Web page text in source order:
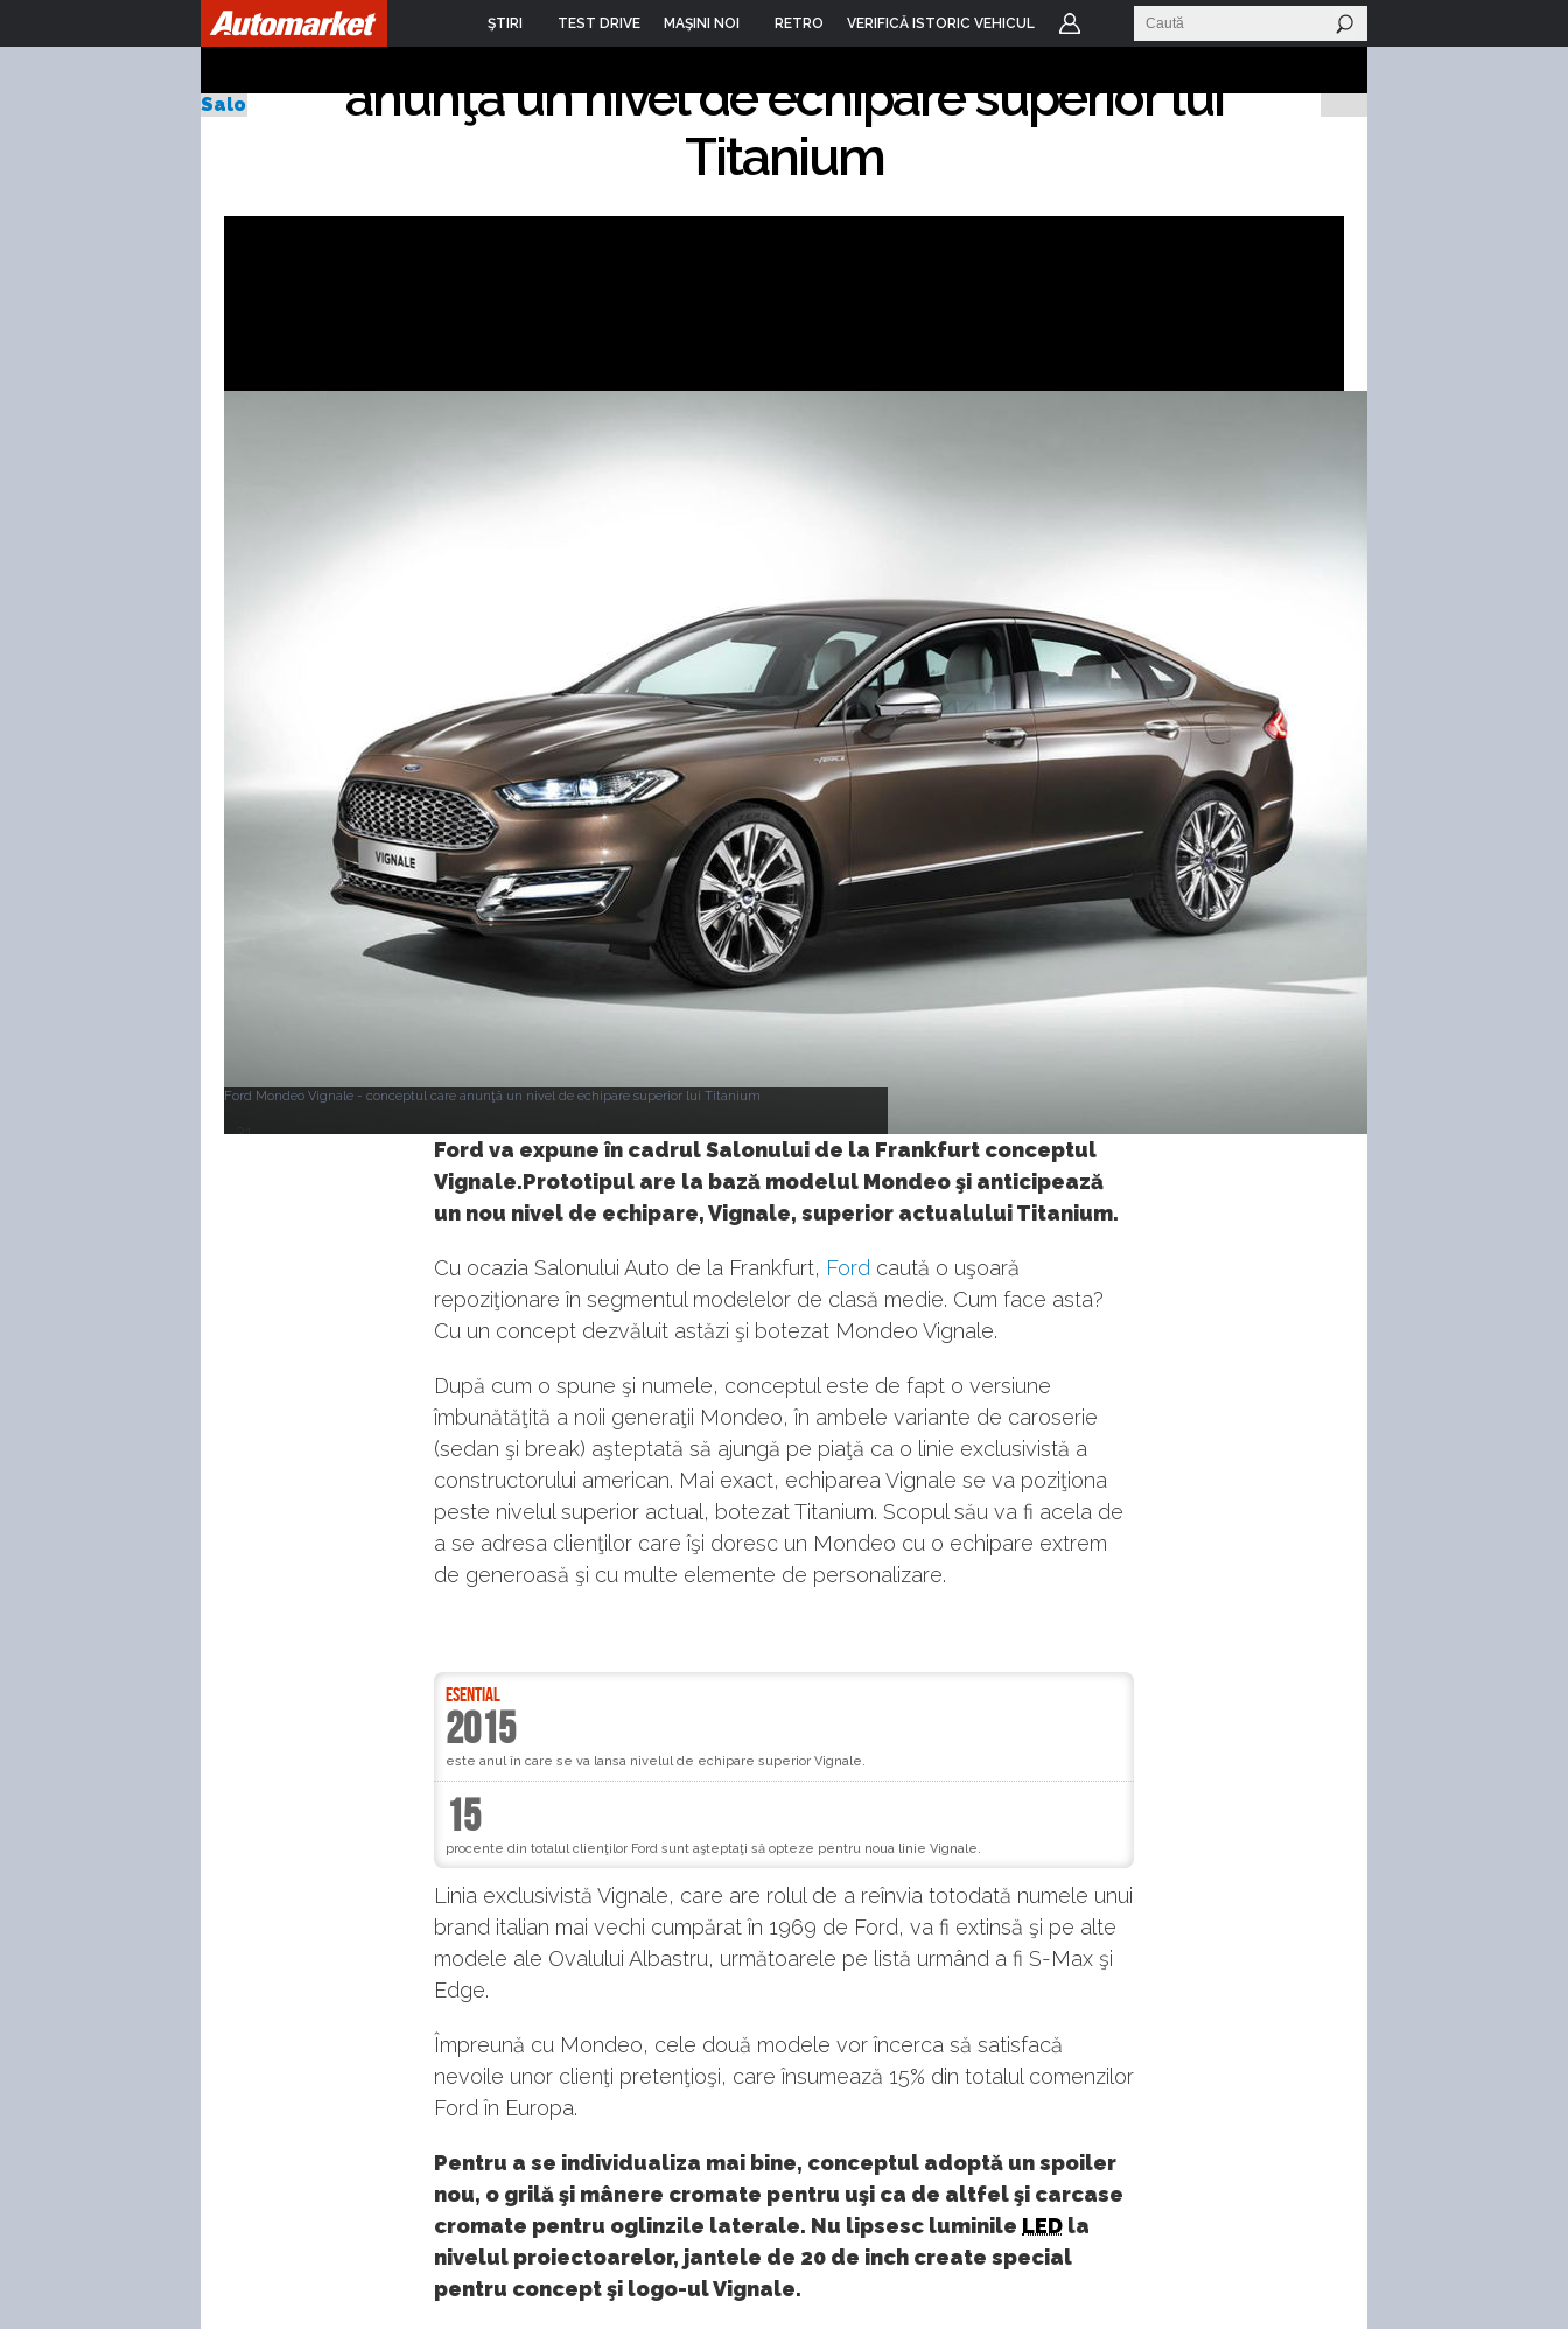
ŞTIRI TEST DRIVE MAŞINI NOI RETRO VERIFICĂ ISTORIC VEHICUL
Salonul Auto de la Frankfurt 2013
Ford Mondeo Vignale - conceptul care
anunţă un nivel de echipare superior lui
Titanium
Ford Mondeo Vignale - conceptul care anunţă un nivel de echipare superior lui Titanium
31
Ford va expune în cadrul Salonului de la Frankfurt conceptul
Vignale.Prototipul are la bază modelul Mondeo şi anticipează
un nou nivel de echipare, Vignale, superior actualului Titanium.
Cu ocazia Salonului Auto de la Frankfurt, Ford caută o uşoară
repoziţionare în segmentul modelelor de clasă medie. Cum face asta?
Cu un concept dezvăluit astăzi şi botezat Mondeo Vignale.
După cum o spune şi numele, conceptul este de fapt o versiune
îmbunătăţită a noii generaţii Mondeo, în ambele variante de caroserie
(sedan şi break) aşteptată să ajungă pe piaţă ca o linie exclusivistă a
constructorului american. Mai exact, echiparea Vignale se va poziţiona
peste nivelul superior actual, botezat Titanium. Scopul său va fi acela de
a se adresa clienţilor care îşi doresc un Mondeo cu o echipare extrem
de generoasă şi cu multe elemente de personalizare.
ESENTIAL
2015
este anul în care se va lansa nivelul de echipare superior Vignale.
15
procente din totalul clienţilor Ford sunt aşteptaţi să opteze pentru noua linie Vignale.
Linia exclusivistă Vignale, care are rolul de a reînvia totodată numele unui
brand italian mai vechi cumpărat în 1969 de Ford, va fi extinsă şi pe alte
modele ale Ovalului Albastru, următoarele pe listă urmând a fi S-Max şi
Edge.
Împreună cu Mondeo, cele două modele vor încerca să satisfacă
nevoile unor clienţi pretenţioşi, care însumează 15% din totalul comenzilor
Ford în Europa.
Pentru a se individualiza mai bine, conceptul adoptă un spoiler
nou, o grilă şi mânere cromate pentru uşi ca de altfel şi carcase
cromate pentru oglinzile laterale. Nu lipsesc luminile LED la
nivelul proiectoarelor, jantele de 20 de inch create special
pentru concept şi logo-ul Vignale.